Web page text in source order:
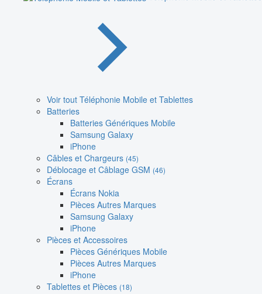
Voir tout Téléphonie Mobile et Tablettes
Batteries
Batteries Génériques Mobile
Samsung Galaxy
iPhone
Câbles et Chargeurs (45)
Déblocage et Câblage GSM (46)
Écrans
Écrans Nokia
Pièces Autres Marques
Samsung Galaxy
iPhone
Pièces et Accessoires
Pièces Génériques Mobile
Pièces Autres Marques
iPhone
Tablettes et Pièces (18)